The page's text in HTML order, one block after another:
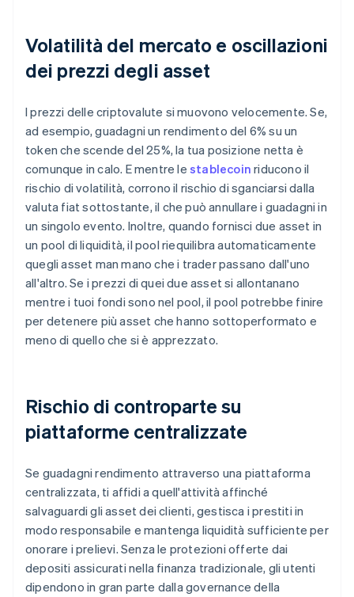
Volatilità del mercato e oscillazioni
dei prezzi degli asset
I prezzi delle criptovalute si muovono velocemente. Se,
ad esempio, guadagni un rendimento del 6% su un
token che scende del 25%, la tua posizione netta è
comunque in calo. E mentre le stablecoin riducono il
rischio di volatilità, corrono il rischio di sganciarsi dalla
valuta fiat sottostante, il che può annullare i guadagni in
un singolo evento. Inoltre, quando fornisci due asset in
un pool di liquidità, il pool riequilibra automaticamente
quegli asset man mano che i trader passano dall'uno
all'altro. Se i prezzi di quei due asset si allontanano
mentre i tuoi fondi sono nel pool, il pool potrebbe finire
per detenere più asset che hanno sottoperformato e
meno di quello che si è apprezzato.
Rischio di controparte su
piattaforme centralizzate
Se guadagni rendimento attraverso una piattaforma
centralizzata, ti affidi a quell'attività affinché
salvaguardi gli asset dei clienti, gestisca i prestiti in
modo responsabile e mantenga liquidità sufficiente per
onorare i prelievi. Senza le protezioni offerte dai
depositi assicurati nella finanza tradizionale, gli utenti
dipendono in gran parte dalla governance della